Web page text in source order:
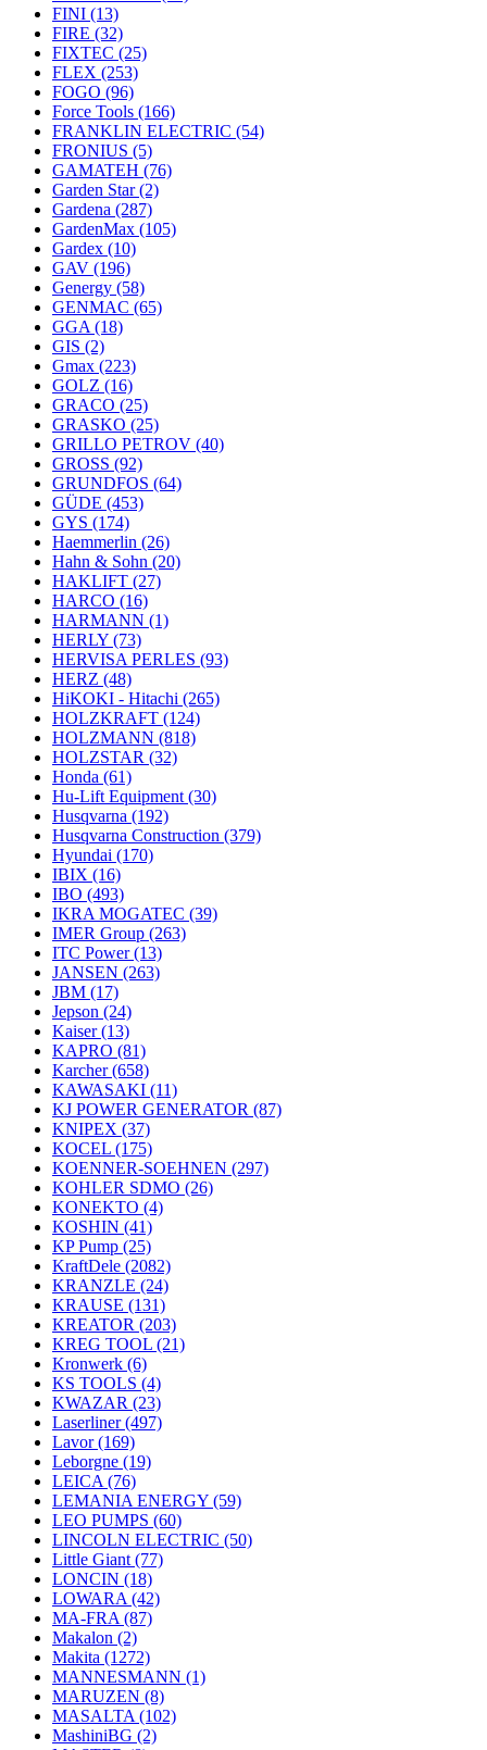
FINI (13)
FIRE (32)
FIXTEC (25)
FLEX (253)
FOGO (96)
Force Tools (166)
FRANKLIN ELECTRIC (54)
FRONIUS (5)
GAMATEH (76)
Garden Star(2)
Gardena (287)
GardenMax (105)
Gardex (10)
GAV (196)
Genergy (58)
GENMAC (65)
GGA (18)
GIS (2)
Gmax (223)
GOLZ (16)
GRACO (25)
GRASKO (25)
GRILLO PETROV (40)
GROSS (92)
GRUNDFOS (64)
GÜDE (453)
GYS (174)
Haemmerlin (26)
Hahn & Sohn (20)
HAKLIFT (27)
HARCO (16)
HARMANN (1)
HERLY (73)
HERVISA PERLES (93)
HERZ (48)
HiKOKI - Hitachi (265)
HOLZKRAFT (124)
HOLZMANN (818)
HOLZSTAR (32)
Honda (61)
Hu-Lift Equipment (30)
Husqvarna (192)
Husqvarna Construction (379)
Hyundai (170)
IBIX (16)
IBO (493)
IKRA MOGATEC (39)
IMER Group (263)
ITC Power(13)
JANSEN (263)
JBM (17)
Jepson (24)
Kaiser(13)
KAPRO (81)
Karcher(658)
KAWASAKI (11)
KJ POWER GENERATOR (87)
KNIPEX (37)
KOCEL (175)
KOENNER-SOEHNEN (297)
KOHLER SDMO (26)
KONEKTO (4)
KOSHIN (41)
KP Pump (25)
KraftDele (2082)
KRANZLE (24)
KRAUSE (131)
KREATOR (203)
KREG TOOL (21)
Kronwerk (6)
KS TOOLS (4)
KWAZAR (23)
Laserliner(497)
Lavor(169)
Leborgne (19)
LEICA (76)
LEMANIA ENERGY (59)
LEO PUMPS (60)
LINCOLN ELECTRIC (50)
Little Giant (77)
LONCIN (18)
LOWARA (42)
MA-FRA (87)
Makalon (2)
Makita (1272)
MANNESMANN (1)
MARUZEN (8)
MASALTA (102)
MashiniBG (2)